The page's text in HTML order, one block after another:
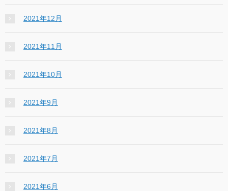
2021年12月
2021年11月
2021年10月
2021年9月
2021年8月
2021年7月
2021年6月